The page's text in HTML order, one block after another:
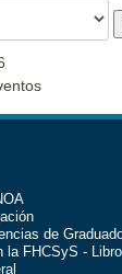
de
la FHCSyS - Libro